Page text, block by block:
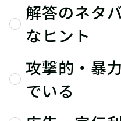
解答のネタ
なヒント
攻撃的・暴
でいる